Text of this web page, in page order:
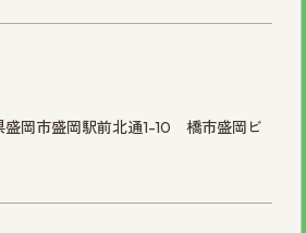
岡市盛岡駅前北通1-10 橋市盛岡ビ